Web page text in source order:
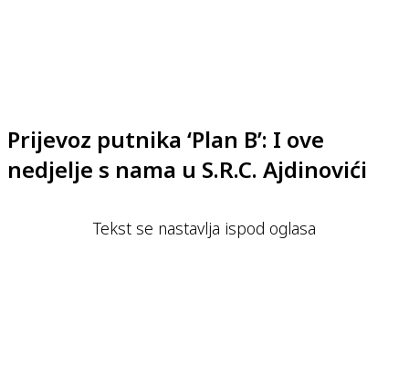
Prijevoz putnika ‘Plan B’: I ove
nedjelje s nama u S.R.C. Ajdinovići
Tekst se nastavlja ispod oglasa